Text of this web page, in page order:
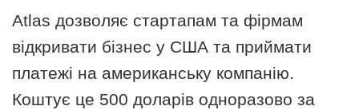
Atlas дозволяє стартапам та фірмам
відкривати бізнес у США та приймати
платежі на американську компанію.
Коштує це 500 доларів одноразово за